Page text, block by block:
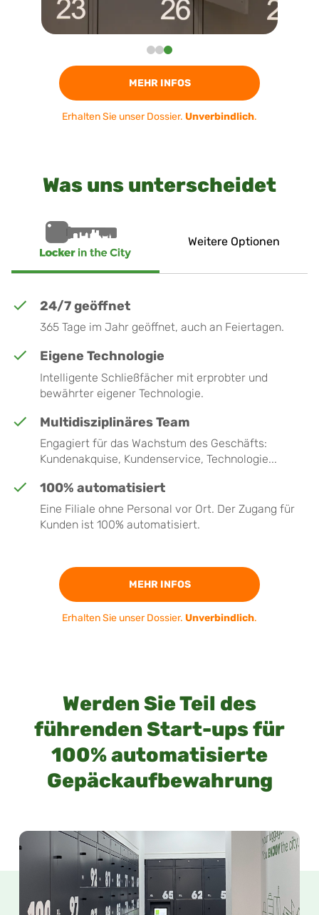
MEHR INFOS
Erhalten Sie unser Dossier. Unverbindlich.
Was uns unterscheidet
Weitere Optionen
24/7 geöffnet
365 Tage im Jahr geöffnet, auch an Feiertagen.
Eigene Technologie
Intelligente Schließfächer mit erprobter und
bewährter eigener Technologie.
Multidisziplinäres Team
Engagiert für das Wachstum des Geschäfts:
Kundenakquise, Kundenservice, Technologie...
100% automatisiert
Eine Filiale ohne Personal vor Ort. Der Zugang für
Kunden ist 100% automatisiert.
MEHR INFOS
Erhalten Sie unser Dossier. Unverbindlich.
Werden Sie Teil des
führenden Start-ups für
100% automatisierte
Gepäckaufbewahrung